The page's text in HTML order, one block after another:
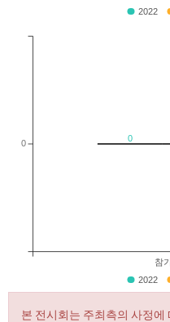
2022
0
참
0
2022
본 전시회는 주최측의 사정에